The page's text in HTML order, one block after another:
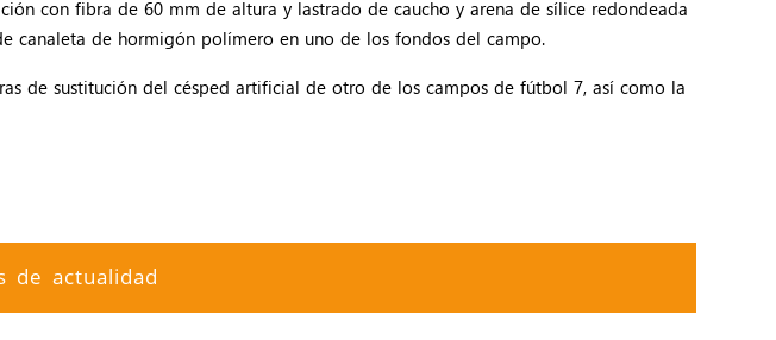
con fibra de 60 mm de altura y lastrado de caucho y arena de sílice redondeada
canaleta de hormigón polímero en uno de los fondos del campo.
de sustitución del césped artificial de otro de los campos de fútbol 7, así como la
de actualidad